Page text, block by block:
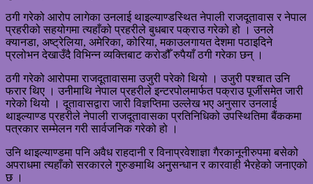
ठगी गरेको आरोप लागेका उनलाई थाइल्याण्डस्थित नेपाली राजदूतावास र नेपाल
प्रहरीको सहयोगमा त्यहाँको प्रहरीले बुधबार पक्राउ गरेको हो । उनले
क्यानडा, अष्ट्रेलिया, अमेरिका, कोरिया, मकाउलगायत देशमा पठाइदिने
प्रलोभन देखाउँदै विभिन्न व्यक्तिबाट करोडौँ रुपैयाँ ठगी गरेका छन् ।
ठगी गरेको आरोपमा राजदूतावासमा उजुरी परेको थियो । उजुरी पश्चात उनि
फरार थिए । उनीमाथि नेपाल प्रहरीले इन्टरपोलमार्फत पक्राउ पूर्जीसमेत जारी
गरेको थियो । दूतावासद्वारा जारी विज्ञप्तिमा उल्लेख भए अनुसार उनलाई
थाइल्याण्ड प्रहरीले नेपाली राजदूतावासका प्रतिनिधिको उपस्थितिमा बैंककमा
पत्रकार सम्मेलन गरी सार्वजनिक गरेको हो ।
उनि थाइल्याण्डमा पनि अवैध राहदानी र विनाप्रवेशाज्ञा गैरकानूनीरुपमा बसेको
अपराधमा त्यहाँको सरकारले गुरुङमाथि अनुसन्धान र कारवाही भैरहेको जनाएको
छ ।